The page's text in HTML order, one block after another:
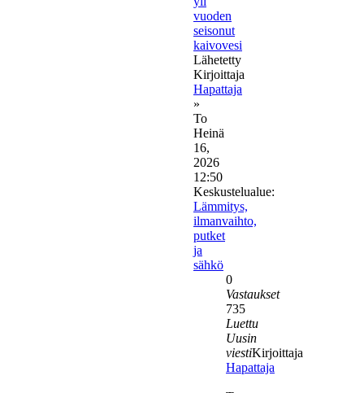
vuoden
seisonut
kaivovesi
Lähetetty
Kirjoittaja
Hapattaja
»
To
Heinä
16,
2026
12:50
Keskustelualue:
Lämmitys,
ilmanvaihto,
putket
ja
sähkö
0
Vastaukset
735
Luettu
Uusin
viestiKirjoittaja
Hapattaja